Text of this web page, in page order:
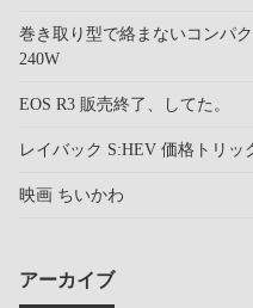
巻き取り型で絡まないコンパ
240W
EOS R3 販売終了、してた。
レイバック S:HEV 価格トリッ
映画 ちいかわ
アーカイブ